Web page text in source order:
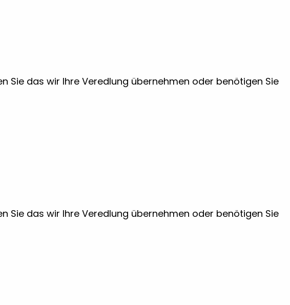
Sie das wir Ihre Veredlung übernehmen oder benötigen Sie
Sie das wir Ihre Veredlung übernehmen oder benötigen Sie